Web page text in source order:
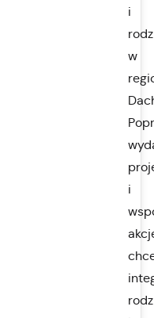
i
w
i